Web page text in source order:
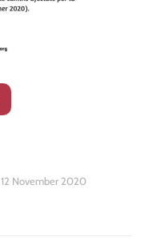
12 November 2020